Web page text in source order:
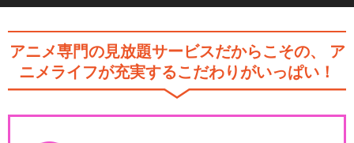
アニメ専門の見放題サービスだからこその、
ア
ニメライフが充実するこだわりがいっぱい！